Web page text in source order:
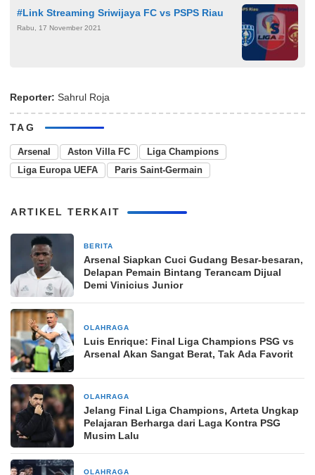
#Link Streaming Sriwijaya FC vs PSPS Riau
Rabu, 17 November 2021
Reporter: Sahrul Roja
TAG
Arsenal Aston Villa FC
Liga Champions
Liga Europa UEFA
Paris Saint-Germain
ARTIKEL TERKAIT
BERITA
Arsenal Siapkan Cuci Gudang Besar-besaran,
Delapan Pemain Bintang Terancam Dijual
Demi Vinicius Junior
OLAHRAGA
Luis Enrique: Final Liga Champions PSG vs
Arsenal Akan Sangat Berat, Tak Ada Favorit
OLAHRAGA
Jelang Final Liga Champions, Arteta Ungkap
Pelajaran Berharga dari Laga Kontra PSG
Musim Lalu
OLAHRAGA